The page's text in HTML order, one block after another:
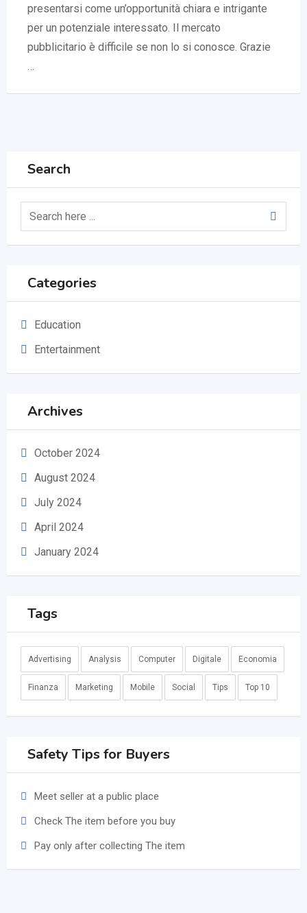
presentarsi come un’opportunità chiara e intrigante
per un potenziale interessato. Il mercato
pubblicitario è difficile se non lo si conosce. Grazie
…
Search
Categories
Education
Entertainment
Archives
October 2024
August 2024
July 2024
April 2024
January 2024
Tags
Advertising Analysis Computer Digitale Economia
Finanza Marketing Mobile Social Tips Top 10
Safety Tips for Buyers
Meet seller at a public place
Check The item before you buy
Pay only after collecting The item